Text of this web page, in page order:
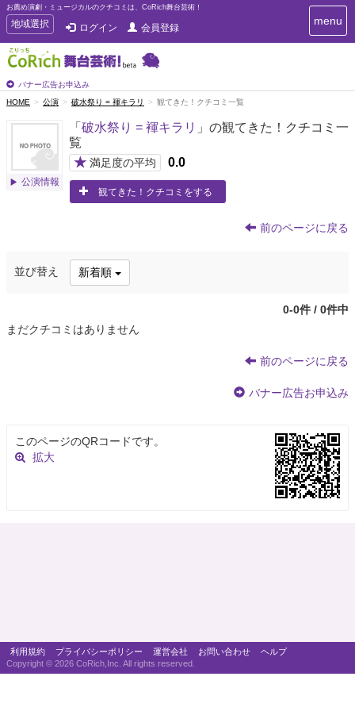
お薦め演劇・ミュージカルのクチコミは、CoRich舞台芸術！
T
o
g
g
e
n
a
t
地域選択 ログイン 会員登録
バナー広告お申込み
T
o
a
i
menu
HOME 公演 破水祭り = 褌キラリ 観てきた！クチコミ一覧
公演情報
「 破水祭り = 褌キラリ 」の観てきた！クチコミ一
覧
★ 満足度の平均 0.0
観てきた！クチコミをする
前のページに戻る
並び替え 新着順
0-0件 / 0件中
まだクチコミはありません
前のページに戻る
バナー広告お申込み
このページのQRコードです。
拡大
利用規約 プライバシーポリシー 運営会社 お問い合わせ
ヘルプ
Copyright © 2026 CoRich,Inc. All rights reserved.